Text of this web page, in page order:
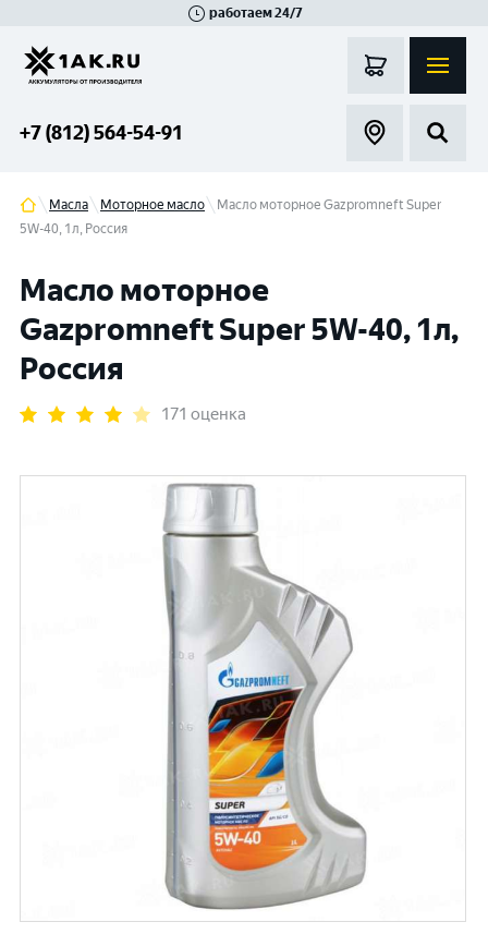
работаем 24/7
+7 (812) 564-54-91
Масла Моторное масло
Масло моторное Gazpromneft Super
5W-40, 1л, Россия
Масло моторное
Gazpromneft Super 5W-40, 1л,
Россия
171 оценка
Гатчина